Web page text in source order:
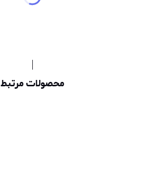
محصولات مرتبط